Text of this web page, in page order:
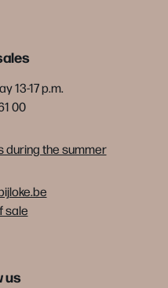
13-17 p.m.
00
during the summer
sale
us